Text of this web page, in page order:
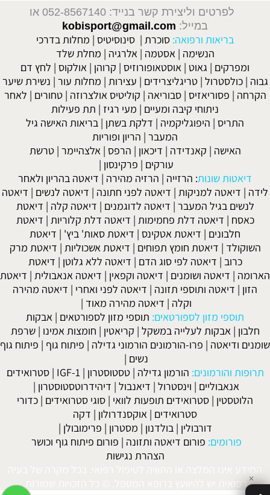
לפרטים וליצירת קשר בנייד: 052-8567140
או
במייל: kobisport@gmail.com
בריאות ורפואה: סוכרת | סינוסיטיס | מחלות בדרכי
הנשימה | אסטמה | אלרגיה | מחלת שלד
ומפרקים | גאוט | אוסטאופורוזיס | קרוהן | אולקוס | לחץ דם
גבוה |כולסטרול |טריגליצרידים | עצירות | מחלות עור | נשירת שיער
הקרחה | פסוריאזיס |סבוריאה | קוליטיס אולצרוזה |טחורים | לאחר
ניתוחי קיבה ומעיים | מעי רגיז | תת פעילות
התריס | היפוגליקמיה | דלקת בשתן | בריאות האישה גיל
המעבר | הריון ופוריות
האישה | קאנדידה | דיכאון | הרפס | אלצהיימר |טרשת
עורקים | פרקינסון |
דיאטות שונות: הרזייה | הרזיה מהירה | דיאטה בהריון ולאחר
לידה | דיאטה למניקות | דיאטה לפני חתונה | דיאטה לנשים | דיאטה
לנשים בגיל המעבר | דיאטה לדוגמנים | דיאטה קלה | דיאטת
כאסח | דיאטה דלת פחמימות | דיאטה דלת קלוריות | דיאטת
חלבונים | דיאטת אטקינס | דיאטת סאות' ביץ' | דיאטת
השוקולד | דיאטת חומץ תפוחים | דיאטת אשכוליות | דיאטת מרק
כרוב | דיאטה לפי סוג הדם | דיאטה ללא גלוטן | דיאטת
הארומה | דיאטה ושומנים | דיאטה וקפאין | דיאטה אנאבולית | דיאטת
הזון | דיאטה ותוספי תזונה | דיאטה לפני ואחרי | דיאטה מהירה
וקלה | דיאטה מהירה מאוד |
תוספי מזון לספורטאים: תוספי מזון לספורטאים | אבקות
חלבון | אבקות לעלייה במשקל | קריאטין | חומצות אמינו |שרפת
שומנים ודיאטה | פרו-הורמונים הורמוני גדילה | פיתוח גוף | פיתוח גוף
נשים |
תרופות והורמונים: הורמון גדילה |טסטוסטרון |
IGF-1
|סטרואידים
אנאבוליים | וינסטרול | דיאנבול | דיהידרוטסטוסטרון |
הלוטסטין | סטרואידים תופעות לוואי | סוגי סטרואידים | כדורי
סטרואידים | אוקסנדרולון | דקה
דורבולין | בולדנון | מסטרון | פרימובולן |
פורומים: פורום דיאטה ותזונה | פורום פיתוח גוף וכושר
הצהרת נגישות
המידע אינו המלצה או התוויה לטיפול רפואי. בכל מקרה של בעיה
רפואית יש להיוועץ ברופא המטפל. © כל הזכויות שמורות. ✕